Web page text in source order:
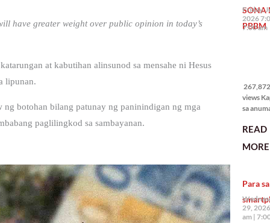
have greater weight over public opinion in today’s
at kabutihan alinsunod sa mensahe ni Hesus
lipunan.
ng botohan bilang patunay ng paninindigan ng mga
paglilingkod sa sambayanan.
Marcos
SONA
PBBM
Friday,
2026
7:00 am
views
sa
planong
usapin
sadyang
READ
MORE
Para
29,
am